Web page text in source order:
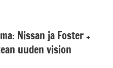
Nissan ja Foster +
uuden vision